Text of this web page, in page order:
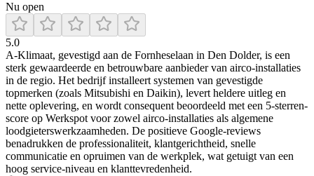
Nu open
5.0
A‑Klimaat, gevestigd aan de Fornheselaan in Den Dolder, is een
sterk gewaardeerde en betrouwbare aanbieder van airco-installaties
in de regio. Het bedrijf installeert systemen van gevestigde
topmerken (zoals Mitsubishi en Daikin), levert heldere uitleg en
nette oplevering, en wordt consequent beoordeeld met een 5‑sterren-
score op Werkspot voor zowel airco-installaties als algemene
loodgieterswerkzaamheden. De positieve Google‑reviews
benadrukken de professionaliteit, klantgerichtheid, snelle
communicatie en opruimen van de werkplek, wat getuigt van een
hoog service‑niveau en klanttevredenheid.